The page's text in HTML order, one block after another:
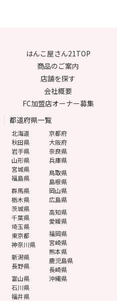
はんこ屋さん21TOP
商品のご案内
店舗を探す
会社概要
FC加盟店オーナー募集
都道府県一覧
北海道
秋田県
岩手県
山形県
宮城県
福島県
群馬県
栃木県
茨城県
千葉県
埼玉県
東京都
神奈川県
新潟県
長野県
富山県
石川県
福井県
京都府
大阪府
奈良県
兵庫県
鳥取県
島根県
岡山県
広島県
高知県
愛媛県
福岡県
宮崎県
熊本県
鹿児島県
長崎県
沖縄県